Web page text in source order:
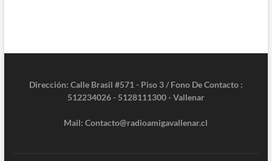
Dirección: Calle Brasil #571 - Piso 3 / Fono De Contacto :
512234026 - 5128111300 - Vallenar
Mail: Contacto@radioamigavallenar.cl